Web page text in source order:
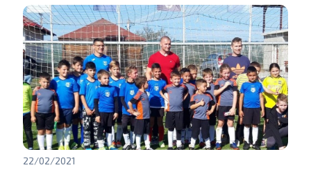
22/02/2021